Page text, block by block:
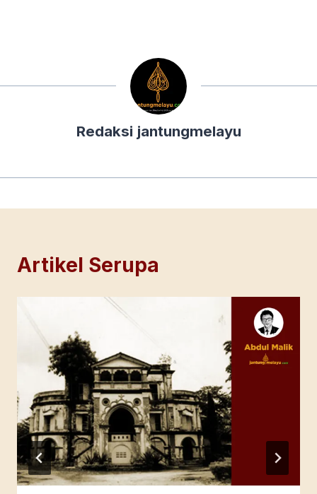
Redaksi jantungmelayu
Artikel Serupa